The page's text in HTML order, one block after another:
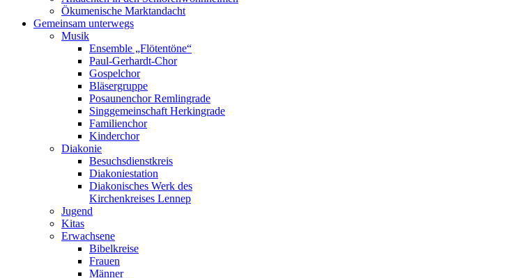
Ökumenische Marktandacht
Gemeinsam unterwegs
Musik
Ensemble „Flötentöne“
Paul-Gerhardt-Chor
Gospelchor
Bläsergruppe
Posaunenchor Remlingrade
Singgemeinschaft Herkingrade
Familienchor
Kinderchor
Diakonie
Besuchsdienstkreis
Diakoniestation
Diakonisches Werk des
Kirchenkreises Lennep
Jugend
Kitas
Erwachsene
Bibelkreise
Frauen
Männer